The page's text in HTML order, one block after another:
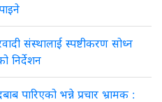
संस्थालाई स्पष्टीकरण सोध्न
निर्देशन
पारिएको भन्ने प्रचार भ्रामक :